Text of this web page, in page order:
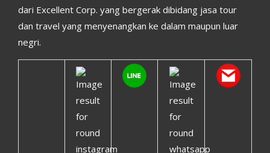
dari Excellent Corp. yang bergerak dibidang jasa tour
dan travel yang menyenangkan ke dalam maupun luar
negri.